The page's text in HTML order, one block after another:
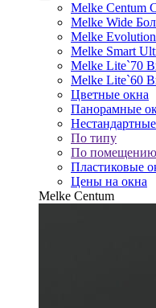
Melke Centum
Melke Wide
Melke Evolution
Melke Smart
Melke Lite`70
Melke Lite`60
Цветные окна
Панорамные
По типу
По помещению
Пластиковые
Цены на окна
Melke Centum